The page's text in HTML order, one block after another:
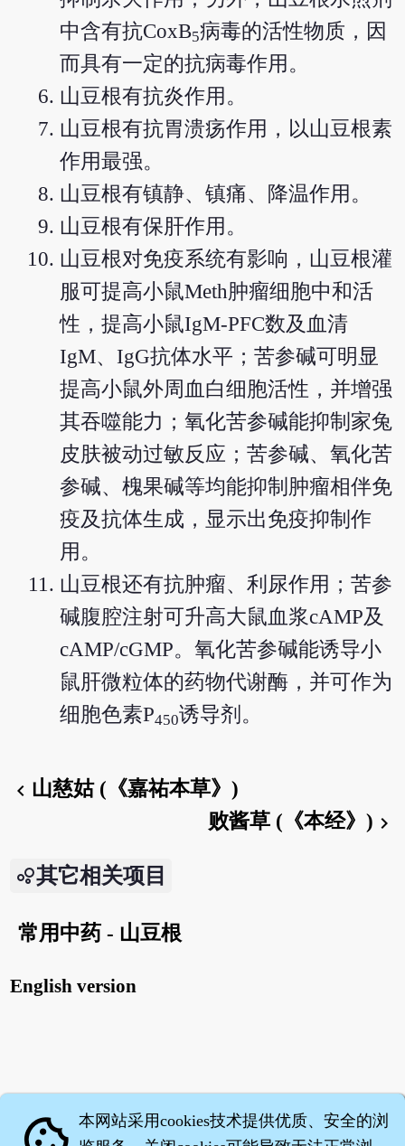
中含有抗CoxB5病毒的活性物质，因
而具有一定的抗病毒作用。
山豆根有抗炎作用。
山豆根有抗胃溃疡作用，以山豆根素
作用最强。
山豆根有镇静、镇痛、降温作用。
山豆根有保肝作用。
山豆根对免疫系统有影响，山豆根灌
服可提高小鼠Meth肿瘤细胞中和活
性，提高小鼠IgM-PFC数及血清
IgM、IgG抗体水平；苦参碱可明显
提高小鼠外周血白细胞活性，并增强
其吞噬能力；氧化苦参碱能抑制家兔
皮肤被动过敏反应；苦参碱、氧化苦
参碱、槐果碱等均能抑制肿瘤相伴免
疫及抗体生成，显示出免疫抑制作
用。
山豆根还有抗肿瘤、利尿作用；苦参
碱腹腔注射可升高大鼠血浆cAMP及
cAMP/cGMP。氧化苦参碱能诱导小
鼠肝微粒体的药物代谢酶，并可作为
细胞色素P450诱导剂。
chevron_left 山慈姑 (《嘉祐本草》)
败酱草 (《本经》) chevron_right
其它相关项目
常用中药 - 山豆根
English version
本网站采用cookies技术提供优质、安全的浏